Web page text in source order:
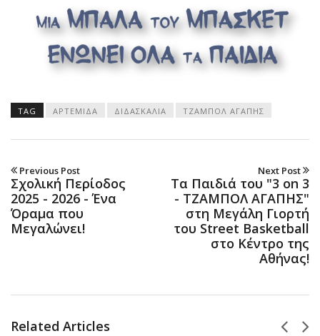
TAG ΑΡΤΕΜΙΔΑ ΔΙΔΑΣΚΑΛΙΑ ΤΖΑΜΠΟΛ ΑΓΑΠΗΣ
Previous Post
Σχολική Περίοδος
2025 - 2026 - Ένα
Όραμα που
Μεγαλώνει!
Next Post
Τα Παιδιά του "3 on 3
- ΤΖΑΜΠΟΛ ΑΓΑΠΗΣ"
στη Μεγάλη Γιορτή
του Street Basketball
στο Κέντρο της
Αθήνας!
Related Articles